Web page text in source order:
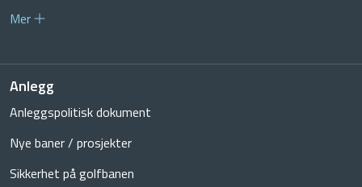
Mer
Anlegg
Anleggspolitisk dokument
Nye baner / prosjekter
Sikkerhet på golfbanen